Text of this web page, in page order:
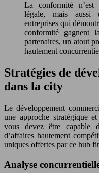
La conformité n’est
légale, mais aussi
entreprises qui
conformité gagnent
partenaires, un atout
hautement
Stratégies de
dans la city
Le développement
une approche stratégique
vous devez être capable
d’affaires hautement
uniques offertes par ce hub
Analyse